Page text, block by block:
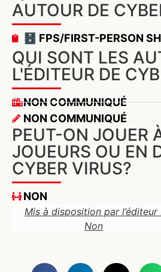
AUTOUR DE
🗄️ FPS/FIRST-PERSON
QUI SONT LES
L'ÉDITEUR DE
NON COMMUNIQUÉ
NON COMMUNIQUÉ
PEUT-ON JOUER
JOUEURS OU EN
CYBER VIRUS?
NON
Mis à disposition par l’éditeur
Non